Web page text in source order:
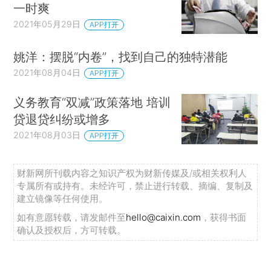
一时爽
2021年05月29日 APP打开
姚洋：摆脱“内卷”，找到自己的独特潜能
2021年08月04日 APP打开
义务教育“双减”政策落地 培训
贷退贷纠纷或增多
2021年08月03日 APP打开
财新网所刊载内容之知识产权为财新传媒及/或相关权利人
专属所有或持有。未经许可，禁止进行转载、摘编、复制及
建立镜像等任何使用。
如有意愿转载，请发邮件至hello@caixin.com ，获得书面
确认及授权后，方可转载。